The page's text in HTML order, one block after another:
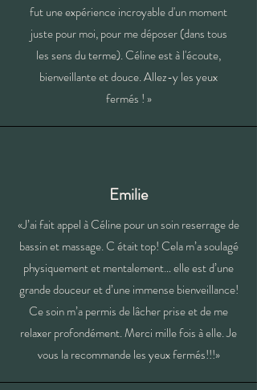
fut une expérience incroyable d'un moment
juste pour moi, pour me déposer (dans tous
les sens du terme). Céline est à l'écoute,
bienveillante et douce. Allez-y les yeux
fermés ! »
Emilie
«J’ai fait appel à Céline pour un soin reserrage de
bassin et massage. C était top! Cela m’a soulagé
physiquement et mentalement… elle est d’une
grande douceur et d’une immense bienveillance!
Ce soin m’a permis de lâcher prise et de me
relaxer profondément. Merci mille fois à elle. Je
vous la recommande les yeux fermés!!!»